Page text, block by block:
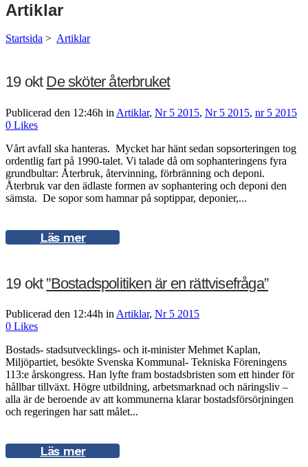
Artiklar
Startsida > Artiklar
19 okt De sköter återbruket
Publicerad den 12:46h in Artiklar, Nr 5 2015, Nr 5 2015, nr 5 2015
0 Likes
Vårt avfall ska hanteras. Mycket har hänt sedan sopsorteringen tog
ordentlig fart på 1990-talet. Vi talade då om sophanteringens fyra
grundbultar: Återbruk, återvinning, förbränning och deponi.
Återbruk var den ädlaste formen av sophantering och deponi den
sämsta. De sopor som hamnar på soptippar, deponier,...
Läs mer
19 okt ”Bostadspolitiken är en rättvisefråga”
Publicerad den 12:44h in Artiklar, Nr 5 2015
0 Likes
Bostads- stadsutvecklings- och it-minister Mehmet Kaplan,
Miljöpartiet, besökte Svenska Kommunal- Tekniska Föreningens
113:e årskongress. Han lyfte fram bostadsbristen som ett hinder för
hållbar tillväxt. Högre utbildning, arbetsmarknad och näringsliv –
alla är de beroende av att kommunerna klarar bostadsförsörjningen
och regeringen har satt målet...
Läs mer